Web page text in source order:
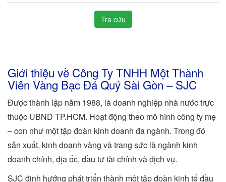
cứu
giá
Tra cứu
Giới thiệu về Công Ty TNHH Một Thành
Viên Vàng Bạc Đá Quý Sài Gòn – SJC
Được thành lập năm 1988, là doanh nghiệp nhà nước trực
thuộc UBND TP.HCM. Hoạt động theo mô hình công ty mẹ
– con như một tập đoàn kinh doanh đa ngành. Trong đó
sản xuất, kinh doanh vàng và trang sức là ngành kinh
doanh chính, địa ốc, đầu tư tài chính và dịch vụ.
SJC định hướng phát triển thành một tập đoàn kinh tế đầu